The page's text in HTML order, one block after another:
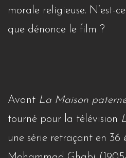
morale religieuse. N’est-
que dénonce le film ?
Avant La Maison
tourné pour la télévision
une série retraçant en 36